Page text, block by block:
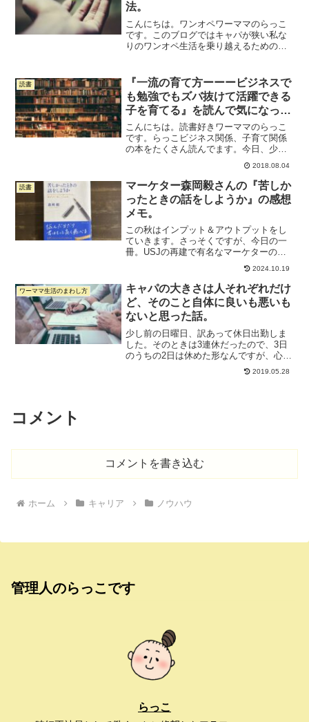
法。
こんにちは。ワンオペワーママのらっこ
です。このブログではキャパが狭い私な
りのワンオペ生活を乗り越えるための小
保つための、たったひとつの方法。それ
は、時間にゆとりを持っ...
読書
『一流の育て方ーーービジネスで
も勉強でもズバ抜けて活躍できる
子を育てる』を読んで気になった
ことメモ。
こんにちは。読書好きワーママのらっこ
です。らっこビジネス関係、子育て関係
の本をたくさん読んでます。今日、少し
本屋に立ち寄る時間があったので、こち
らの本↓を立ち読みしました。あまり時間
がなかったので、バーッと読んで、気に
なったところだけを覚え...
2018.08.04
読書
マーケター森岡毅さんの『苦しか
ったときの話をしようか』の感想
メモ。
この秋はインプット＆アウトプットをし
ていきます。さっそくですが、今日の一
冊。USJの再建で有名なマーケターの森
岡毅さんが自分の娘さんにあてて書いた
本です。タイトルにも書かれていますが
「働くことの本質」だなと感じました。
学校では教えてくれない...
2024.10.19
ワーママ生活のまわし方
キャパの大きさは人それぞれだけ
ど、そのこと自体に良いも悪いも
ないと思った話。
少し前の日曜日、訳あって休日出勤しま
した。そのときは3連休だったので、3日
のうちの2日は休めた形なんですが、心身
ともに全然疲れが取れませんでした。体
調を崩さないように睡眠はしっかり取っ
2019.05.28
コメント
コメントを書き込む
ホーム キャリア ノウハウ
管理人のらっこです
らっこ